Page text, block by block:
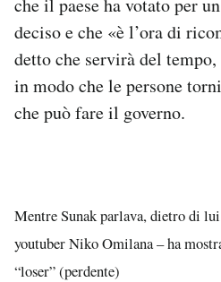
che il paese ha votato per
deciso e che «è l’ora di
detto che servirà del
in modo che le persone
che può fare il governo.
Mentre Sunak parlava, dietro di lui
youtuber Niko Omilana – ha
“loser” (perdente)